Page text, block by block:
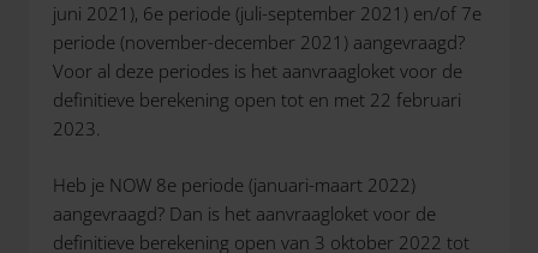
juni 2021), 6e periode (juli-september 2021) en/of 7e
periode (november-december 2021) aangevraagd?
Voor al deze periodes is het aanvraagloket voor de
definitieve berekening open tot en met 22 februari
2023.
Heb je NOW 8e periode (januari-maart 2022)
aangevraagd? Dan is het aanvraagloket voor de
definitieve berekening open van 3 oktober 2022 tot